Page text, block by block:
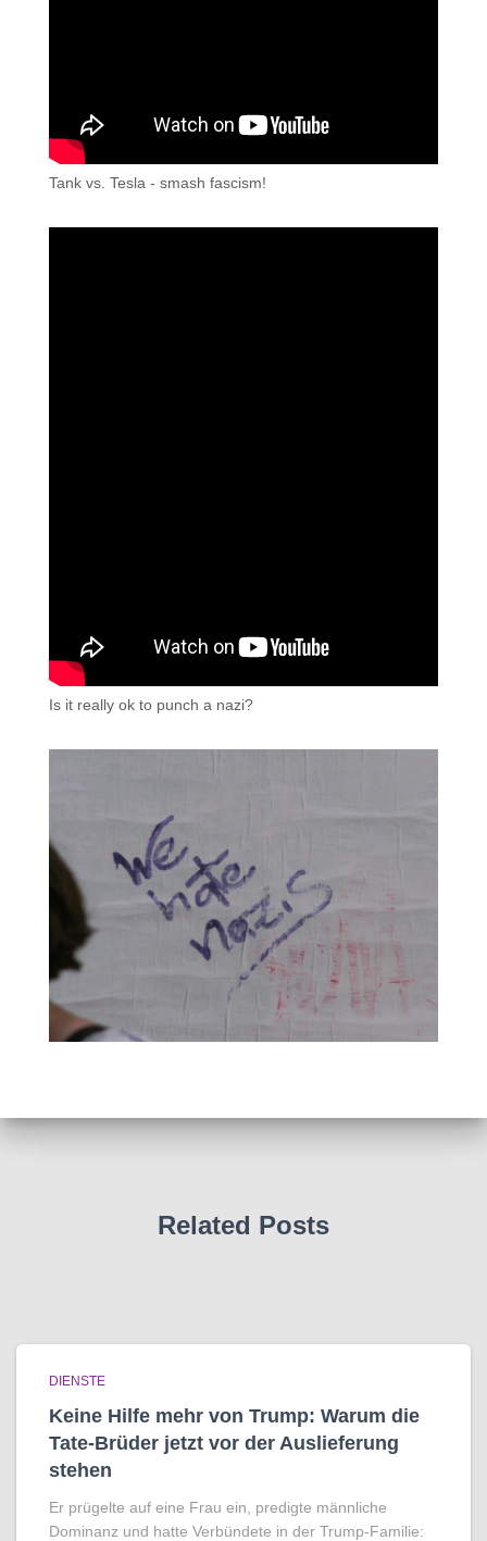
Tank vs. Tesla - smash fascism!
Is it really ok to punch a nazi?
Related Posts
DIENSTE
Keine Hilfe mehr von Trump: Warum die
Tate-Brüder jetzt vor der Auslieferung
stehen
Er prügelte auf eine Frau ein, predigte männliche
Dominanz und hatte Verbündete in der Trump-Familie: